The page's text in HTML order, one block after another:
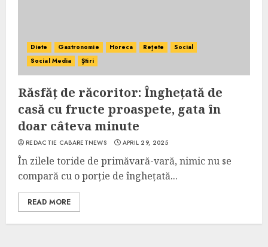
Diete Gastronomie Horeca Rețete
Social
Social Media
Știri
Răsfăț de răcoritor: Înghețată de
casă cu fructe proaspete, gata în
doar câteva minute
REDACTIE CABARETNEWS APRIL 29, 2025
În zilele toride de primăvară-vară, nimic nu se
compară cu o porție de înghețată...
READ MORE